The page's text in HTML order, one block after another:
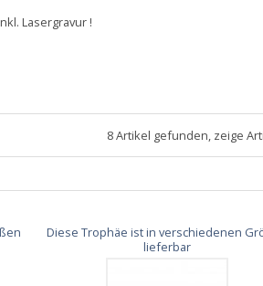
Lasergravur !
8 Artikel gefunden, zeige
Diese Trophäe ist in verschiedenen
lieferbar